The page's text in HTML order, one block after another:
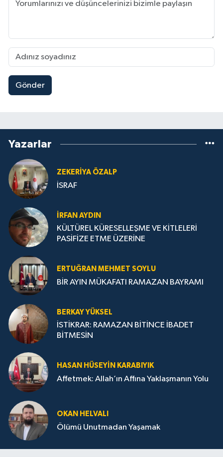
Gönder
Yazarlar
ZEKERIYA ÖZALP
İSRAF
İRFAN AYDIN
KÜLTÜREL KÜRESELLEŞME VE KİTLELERİ
PASİFİZE ETME ÜZERİNE
ERTUĞRAN MEHMET SOYLU
BİR AYIN MÜKAFATI RAMAZAN BAYRAMI
BERKAY YÜKSEL
İSTİKRAR: RAMAZAN BİTİNCE İBADET
BİTMESİN
HASAN HÜSEYIN KARABIYIK
Affetmek: Allah’ın Affına Yaklaşmanın Yolu
OKAN HELVALI
Ölümü Unutmadan Yaşamak